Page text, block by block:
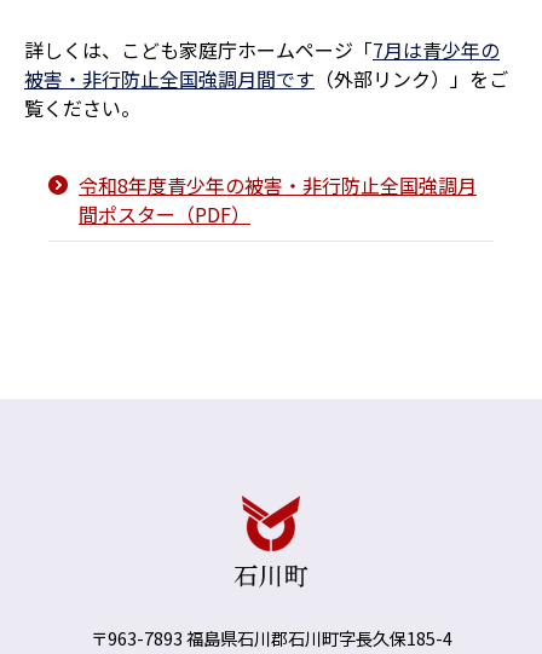
詳しくは、こども家庭庁ホームページ「7月は青少年の
被害・非行防止全国強調月間です （外部リンク）」をご
覧ください。
令和8年度青少年の被害・非行防止全国強調月
間ポスター（PDF）
〒963-7893 福島県石川郡石川町字長久保185-4